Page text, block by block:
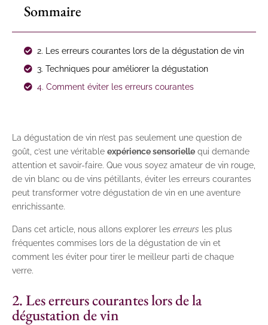
Sommaire
2. Les erreurs courantes lors de la dégustation de vin
3. Techniques pour améliorer la dégustation
4. Comment éviter les erreurs courantes
La dégustation de vin n’est pas seulement une question de
goût, c’est une véritable expérience sensorielle qui demande
attention et savoir-faire. Que vous soyez amateur de vin rouge,
de vin blanc ou de vins pétillants, éviter les erreurs courantes
peut transformer votre dégustation de vin en une aventure
enrichissante.
Dans cet article, nous allons explorer les erreurs les plus
fréquentes commises lors de la dégustation de vin et
comment les éviter pour tirer le meilleur parti de chaque
verre.
2. Les erreurs courantes lors de la
dégustation de vin